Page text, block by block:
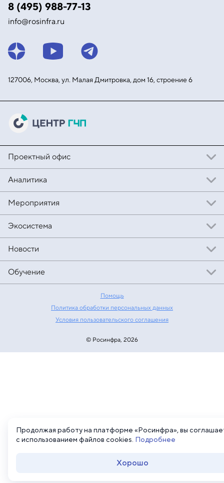
8 (495) 988-77-13
info@rosinfra.ru
127006, Москва, ул. МалаяДмитровка, дом 16, строение 6
Проектный офис
Аналитика
Мероприятия
Экосистема
Новости
Обучение
Помощь
Политика обработки персональных данных
Условия пользовательского соглашения
© Росинфра, 2026
Продолжая работу на платформе «Росинфра», вы
с использованием файлов cookies. Подробнее
Хорошо